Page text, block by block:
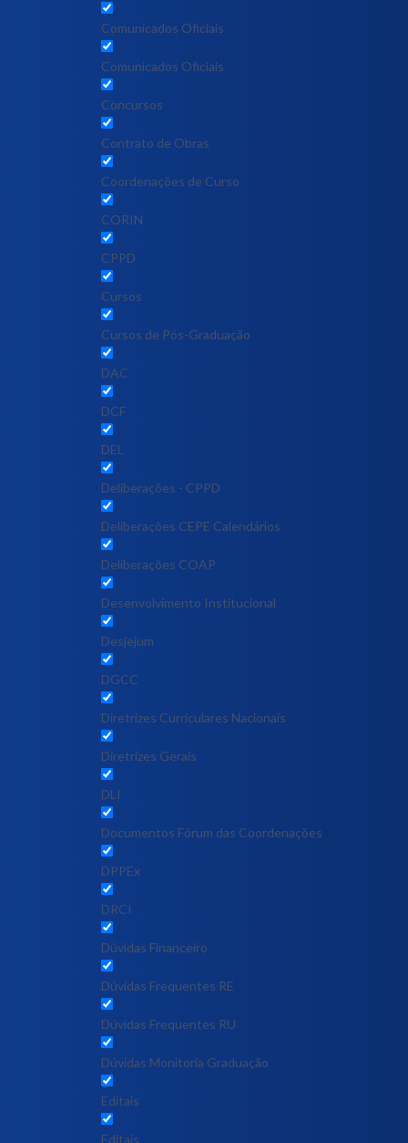
Comunicados Oficiais
Comunicados Oficiais
Concursos
Contrato de Obras
Coordenações de Curso
CORIN
CPPD
Cursos
Cursos de Pós-Graduação
DAC
DCF
DEL
Deliberações - CPPD
Deliberações CEPE Calendários
Deliberações COAP
Desenvolvimento Institucional
Desjejum
DGCC
Diretrizes Curriculares Nacionais
Diretrizes Gerais
DLI
Documentos Fórum das Coordenações
DPPEx
DRCI
Dúvidas Financeiro
Dúvidas Frequentes RE
Dúvidas Frequentes RU
Dúvidas Monitoria Graduação
Editais
Editais